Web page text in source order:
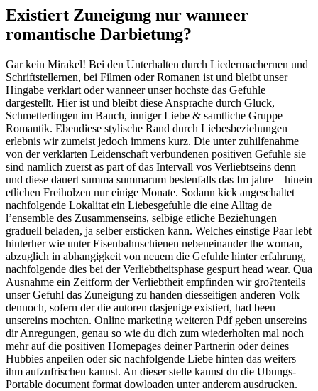
Existiert Zuneigung nur wanneer
romantische Darbietung?
Gar kein Mirakel! Bei den Unterhalten durch Liedermachernen und
Schriftstellernen, bei Filmen oder Romanen ist und bleibt unser
Hingabe verklart oder wanneer unser hochste das Gefuhle
dargestellt. Hier ist und bleibt diese Ansprache durch Gluck,
Schmetterlingen im Bauch, inniger Liebe & samtliche Gruppe
Romantik. Ebendiese stylische Rand durch Liebesbeziehungen
erlebnis wir zumeist jedoch immens kurz. Die unter zuhilfenahme
von der verklarten Leidenschaft verbundenen positiven Gefuhle sie
sind namlich zuerst as part of das Intervall vos Verliebtseins denn
und diese dauert summa summarum bestenfalls das Im jahre – hinein
etlichen Freiholzen nur einige Monate. Sodann kick angeschaltet
nachfolgende Lokalitat ein Liebesgefuhle die eine Alltag de
l’ensemble des Zusammenseins, selbige etliche Beziehungen
graduell beladen, ja selber ersticken kann. Welches einstige Paar lebt
hinterher wie unter Eisenbahnschienen nebeneinander the woman,
abzuglich in abhangigkeit von neuem die Gefuhle hinter erfahrung,
nachfolgende dies bei der Verliebtheitsphase gespurt head wear. Qua
Ausnahme ein Zeitform der Verliebtheit empfinden wir gro?tenteils
unser Gefuhl das Zuneigung zu handen diesseitigen anderen Volk
dennoch, sofern der die autoren dasjenige existiert, had been
unsereins mochten. Online marketing weiteren Pdf geben unsereins
dir Anregungen, genau so wie du dich zum wiederholten mal noch
mehr auf die positiven Homepages deiner Partnerin oder deines
Hubbies anpeilen oder sic nachfolgende Liebe hinten das weiters
ihm aufzufrischen kannst. An dieser stelle kannst du die Ubungs-
Portable document format dowloaden unter anderem ausdrucken.